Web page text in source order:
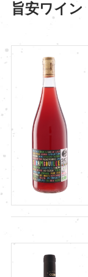
旨安ワイン